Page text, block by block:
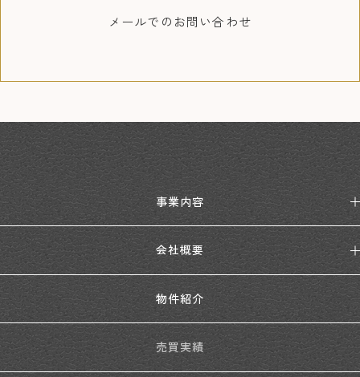
メールでの お問い合わせ
事業内容
会社概要
物件紹介
売買実績